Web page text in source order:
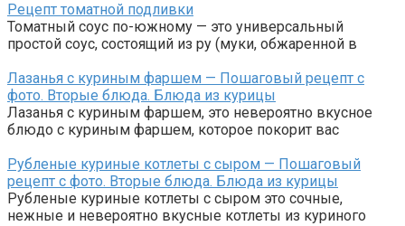
Рецепт томатной подливки
Томатный соус по-южному — это универсальный
простой соус, состоящий из ру (муки, обжаренной в
Лазанья с куриным фаршем — Пошаговый рецепт с
фото. Вторые блюда. Блюда из курицы
Лазанья с куриным фаршем, это невероятно вкусное
блюдо с куриным фаршем, которое покорит вас
Рубленые куриные котлеты с сыром — Пошаговый
рецепт с фото. Вторые блюда. Блюда из курицы
Рубленые куриные котлеты с сыром это сочные,
нежные и невероятно вкусные котлеты из куриного